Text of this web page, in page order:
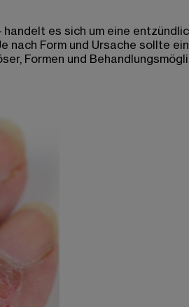
es sich um eine
nach Form und Ursache sollte
Formen und